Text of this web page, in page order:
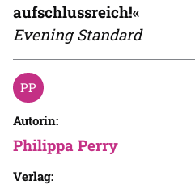
aufschlussreich!«
Evening Standard
Autorin:
Philippa Perry
Verlag: